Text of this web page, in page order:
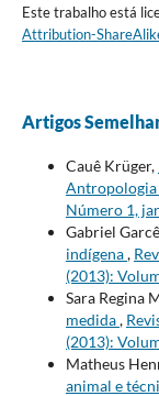
Este trabalho está
Attribution-
Artigos
Cauê Krüger,
Antropologia
Número 1,
Gabriel
indígena,
(2013):
Sara Regina
medida,
(2013):
Matheus
animal e